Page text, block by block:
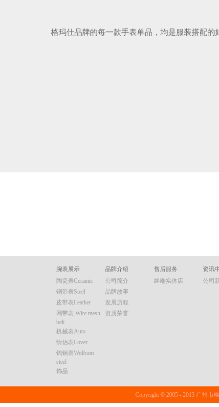
格玛仕品牌的每一款手表单品，均是服装搭配
腕表展示
陶瓷表Ceramic
钢带表Steel
皮带表Leather
网带表 Wire mesh
belt
机械表Auto
情侣表Lover
钨钢表Wolfram
steel
饰品
品牌介绍
公司简介
品牌故事
发展历程
资质荣誉
售后服务
终端实体店
资讯
公司
Copyright © 2005 - 2013 广州市